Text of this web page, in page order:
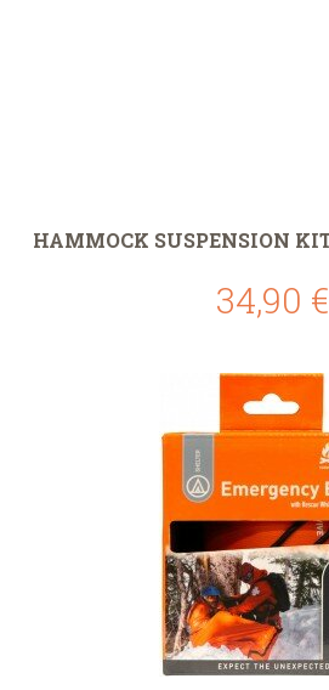
HAMMOCK SUSPENSION
34,90 €